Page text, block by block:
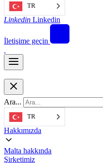
TR
Linkedin Linkedin
İletişime geçin
Ara...
TR
Hakkımızda
Malta hakkında
Şirketimiz